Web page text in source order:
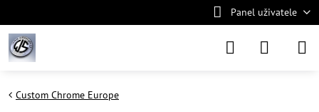
Panel uživatele
Custom Chrome Europe